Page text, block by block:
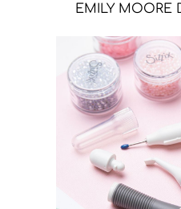
EMILY MOORE